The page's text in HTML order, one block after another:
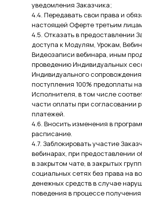
уведомления Заказчика;
4.4. Передавать свои права и
настоящей Оферте третьим
4.5. Отказать в предоставлении
доступа к Модулям, Урокам,
Видеозаписи вебинара, иным
проведению Индивидуальных
Индивидуального
поступления 100% предоплаты
Исполнителя, в том числе
части оплаты при согласовании
платежей.
4.6. Вносить изменения в
расписание.
4.7. Заблокировать участие
вебинарах, при предоставлении
в закрытом чате, в закрытых
социальных сетях без права на
денежных средств в случае
поведения в процессе получения